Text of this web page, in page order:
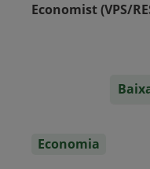
Economist (VPS/
Economia